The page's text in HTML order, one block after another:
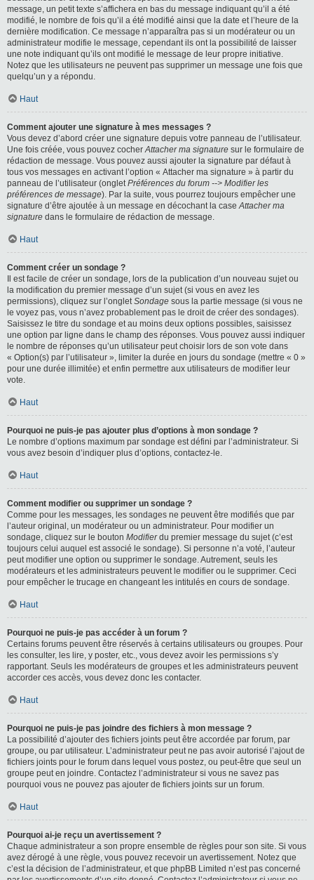
message, un petit texte s’affichera en bas du message indiquant qu’il a été
modifié, le nombre de fois qu’il a été modifié ainsi que la date et l’heure de la
dernière modification. Ce message n’apparaîtra pas si un modérateur ou un
administrateur modifie le message, cependant ils ont la possibilité de laisser
une note indiquant qu’ils ont modifié le message de leur propre initiative.
Notez que les utilisateurs ne peuvent pas supprimer un message une fois que
quelqu’un y a répondu.
Haut
Comment ajouter une signature à mes messages ?
Vous devez d’abord créer une signature depuis votre panneau de l’utilisateur.
Une fois créée, vous pouvez cocherAttacher ma signature sur le formulaire de
rédaction de message. Vous pouvez aussi ajouter la signature par défaut à
tous vos messages en activant l’option « Attacher ma signature » à partir du
panneau de l’utilisateur (ongletPréférences du forum --> Modifier les
préférences de message). Par la suite, vous pourrez toujours empêcher une
signature d’être ajoutée à un message en décochant la caseAttacher ma
signature dans le formulaire de rédaction de message.
Haut
Comment créer un sondage ?
Il est facile de créer un sondage, lors de la publication d’un nouveau sujet ou
la modification du premier message d’un sujet (si vous en avez les
permissions), cliquez sur l’ongletSondage sous la partie message (si vous ne
le voyez pas, vous n’avez probablement pas le droit de créer des sondages).
Saisissez le titre du sondage et au moins deux options possibles, saisissez
une option par ligne dans le champ des réponses. Vous pouvez aussi indiquer
le nombre de réponses qu’un utilisateur peut choisir lors de son vote dans
« Option(s) par l’utilisateur », limiter la durée en jours du sondage (mettre « 0 »
pour une durée illimitée) et enfin permettre aux utilisateurs de modifier leur
vote.
Haut
Pourquoi ne puis-je pas ajouter plus d’options à mon sondage ?
Le nombre d’options maximum par sondage est défini par l’administrateur. Si
vous avez besoin d’indiquer plus d’options, contactez-le.
Haut
Comment modifier ou supprimer un sondage ?
Comme pour les messages, les sondages ne peuvent être modifiés que par
l’auteur original, un modérateur ou un administrateur. Pour modifier un
sondage, cliquez sur le bouton Modifierdu premier message du sujet (c’est
toujours celui auquel est associé le sondage). Si personne n’a voté, l’auteur
peut modifier une option ou supprimer le sondage. Autrement, seuls les
modérateurs et les administrateurs peuvent le modifier ou le supprimer. Ceci
pour empêcher le trucage en changeant les intitulés en cours de sondage.
Haut
Pourquoi ne puis-je pas accéder à un forum ?
Certains forums peuvent être réservés à certains utilisateurs ou groupes. Pour
les consulter, les lire, y poster, etc., vous devez avoir les permissions s’y
rapportant. Seuls les modérateurs de groupes et les administrateurs peuvent
accorder ces accès, vous devez donc les contacter.
Haut
Pourquoi ne puis-je pas joindre des fichiers à mon message ?
La possibilité d’ajouter des fichiers joints peut être accordée par forum, par
groupe, ou par utilisateur. L’administrateur peut ne pas avoir autorisé l’ajout de
fichiers joints pour le forum dans lequel vous postez, ou peut-être que seul un
groupe peut en joindre. Contactez l’administrateur si vous ne savez pas
pourquoi vous ne pouvez pas ajouter de fichiers joints sur un forum.
Haut
Pourquoi ai-je reçu un avertissement ?
Chaque administrateur a son propre ensemble de règles pour son site. Si vous
avez dérogé à une règle, vous pouvez recevoir un avertissement. Notez que
c’est la décision de l’administrateur, et que phpBB Limited n’est pas concerné